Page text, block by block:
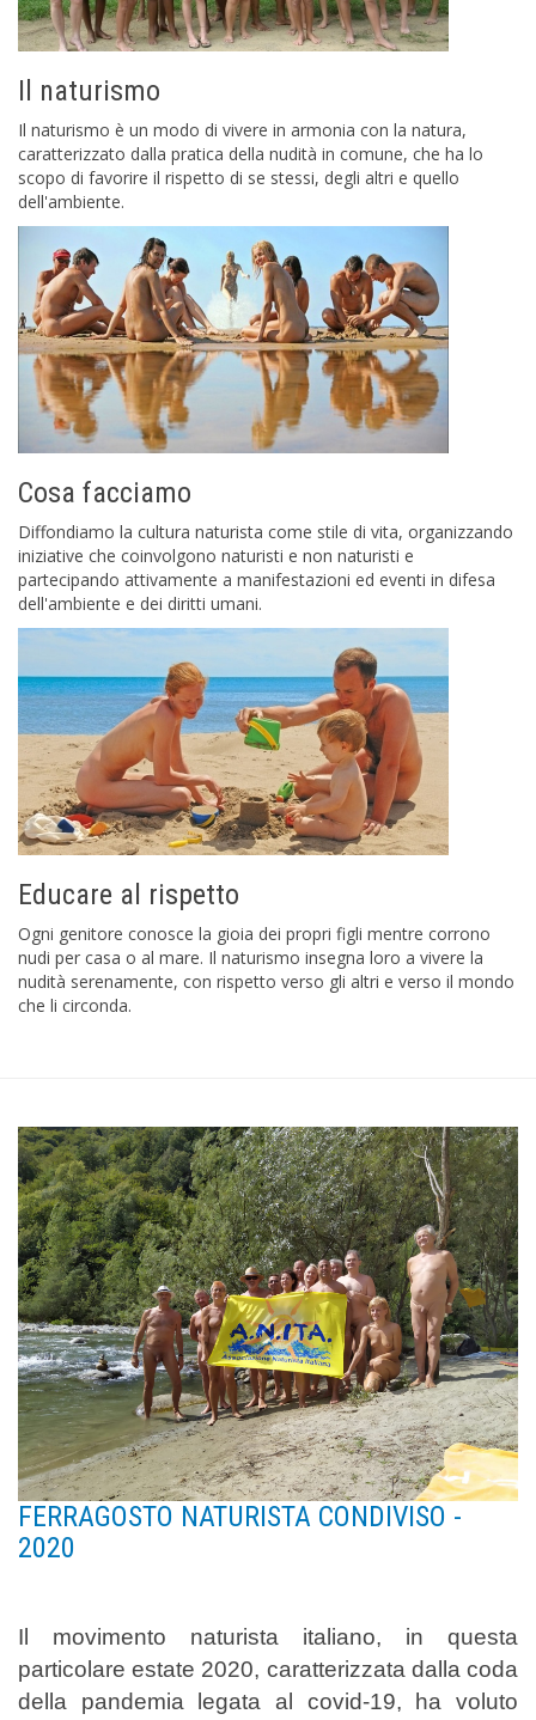
Il naturismo
Il naturismo è un modo di vivere in armonia con la natura,
caratterizzato dalla pratica della nudità in comune, che ha lo
scopo di favorire il rispetto di se stessi, degli altri e quello
dell'ambiente.
Cosa facciamo
Diffondiamo la cultura naturista come stile di vita, organizzando
iniziative che coinvolgono naturisti e non naturisti e
partecipando attivamente a manifestazioni ed eventi in difesa
dell'ambiente e dei diritti umani.
Educare al rispetto
Ogni genitore conosce la gioia dei propri figli mentre corrono
nudi per casa o al mare. Il naturismo insegna loro a vivere la
nudità serenamente, con rispetto verso gli altri e verso il mondo
che li circonda.
FERRAGOSTO NATURISTA CONDIVISO -
2020
Il movimento naturista italiano, in questa
particolare estate 2020, caratterizzata dalla coda
della pandemia legata al covid-19, ha voluto